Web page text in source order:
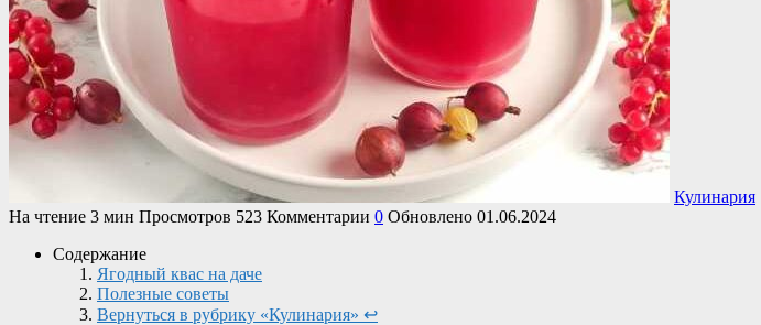
Кулинария
На чтение 3 мин Просмотров 523 Комментарии 0 Обновлено 01.06.2024
Содержание
Ягодный квас на даче
Полезные советы
Вернуться в рубрику «Кулинария» ↩